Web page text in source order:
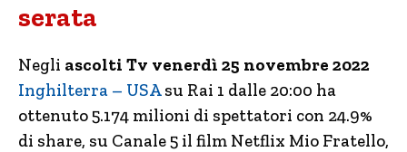
serata
Negli ascolti Tv venerdì 25 novembre 2022
Inghilterra – USAsu Rai 1 dalle 20:00 ha
ottenuto 5.174 milioni di spettatori con 24.9%
di share, su Canale 5 il film Netflix Mio Fratello,